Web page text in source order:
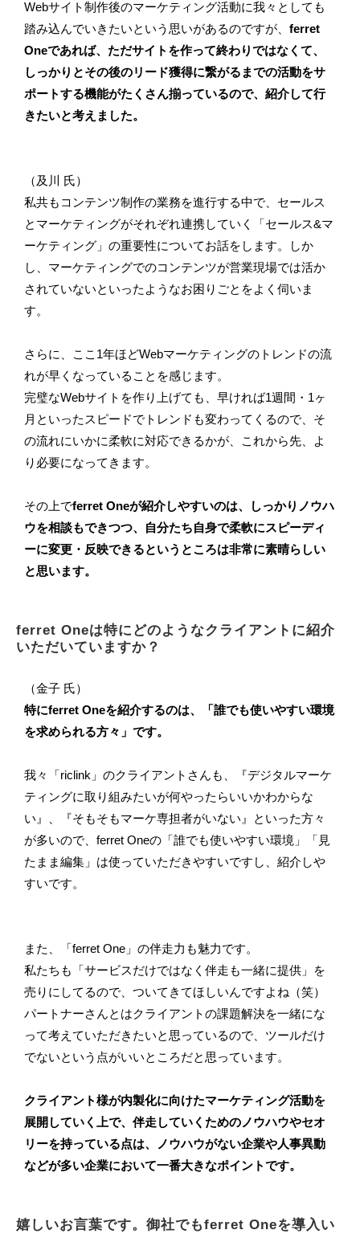
Webサイト制作後のマーケティング活動に我々としても
踏み込んでいきたいという思いがあるのですが、 ferret
Oneであれば、ただサイトを作って終わりではなくて、
しっかりとその後のリード獲得に繋がるまでの活動をサ
ポートする機能がたくさん揃っているので、紹介して行
きたいと考えました。
（及川 氏）
私共もコンテンツ制作の業務を進行する中で、セールス
とマーケティングがそれぞれ連携していく「セールス&マ
ーケティング」の重要性についてお話をします。しか
し、マーケティングでのコンテンツが営業現場では活か
されていないといったようなお困りごとをよく伺いま
す。
さらに、ここ1年ほどWebマーケティングのトレンドの流
れが早くなっていることを感じます。
完璧なWebサイトを作り上げても、早ければ1週間・1ヶ
月といったスピードでトレンドも変わってくるので、そ
の流れにいかに柔軟に対応できるかが、これから先、よ
り必要になってきます。
その上でferret Oneが紹介しやすいのは、しっかりノウハ
ウを相談もできつつ、自分たち自身で柔軟にスピーディ
ーに変更・反映できるというところは非常に素晴らしい
と思います。
ferret Oneは特にどのようなクライアントに紹介
いただいていますか？
（金子 氏）
特にferret Oneを紹介するのは、「誰でも使いやすい環境
を求められる方々」です。
我々「riclink」のクライアントさんも、『デジタルマーケ
ティングに取り組みたいが何やったらいいかわからな
い』、『そもそもマーケ専担者がいない』といった方々
が多いので、ferret Oneの「誰でも使いやすい環境」「見
たまま編集」は使っていただきやすいですし、紹介しや
すいです。
また、「ferret One」の伴走力も魅力です。
私たちも「サービスだけではなく伴走も一緒に提供」を
売りにしてるので、ついてきてほしいんですよね（笑）
パートナーさんとはクライアントの課題解決を一緒にな
って考えていただきたいと思っているので、ツールだけ
でないという点がいいところだと思っています。
クライアント様が内製化に向けたマーケティング活動を
展開していく上で、伴走していくためのノウハウやセオ
リーを持っている点は、ノウハウがない企業や人事異動
などが多い企業において一番大きなポイントです。
嬉しいお言葉です。御社でもferret Oneを導入い